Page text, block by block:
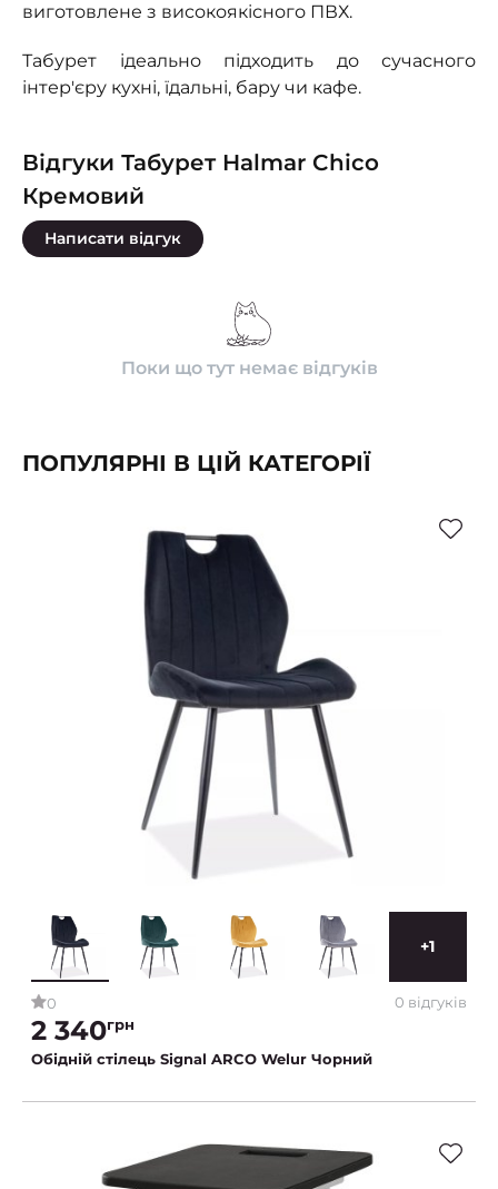
виготовлене з високоякісного ПВХ.
Табурет ідеально підходить до сучасного
інтер'єру кухні, їдальні, бару чи кафе.
Відгуки Табурет Halmar Chico
Кремовий
Написати відгук
Поки що тут немає відгуків
ПОПУЛЯРНІ В ЦІЙ КАТЕГОРІЇ
+1
0 0 відгуків
2 340грн
Обідній стілець Signal ARCO Welur Чорний